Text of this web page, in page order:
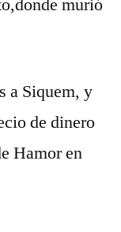
murió
a Siquem, y
de dinero
Hamor en